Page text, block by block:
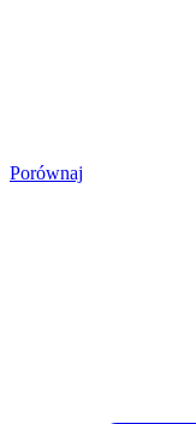
Porównaj